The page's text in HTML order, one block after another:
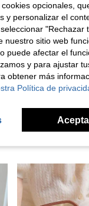
200+
opcionales,
y personalizar el
nuestro sitio web
puede afectar el
y para ajustar
obtener más
Política de